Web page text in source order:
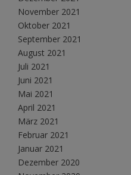
November 2021
Oktober 2021
September 2021
August 2021
Juli 2021
Juni 2021
Mai 2021
April 2021
März 2021
Februar 2021
Januar 2021
Dezember 2020